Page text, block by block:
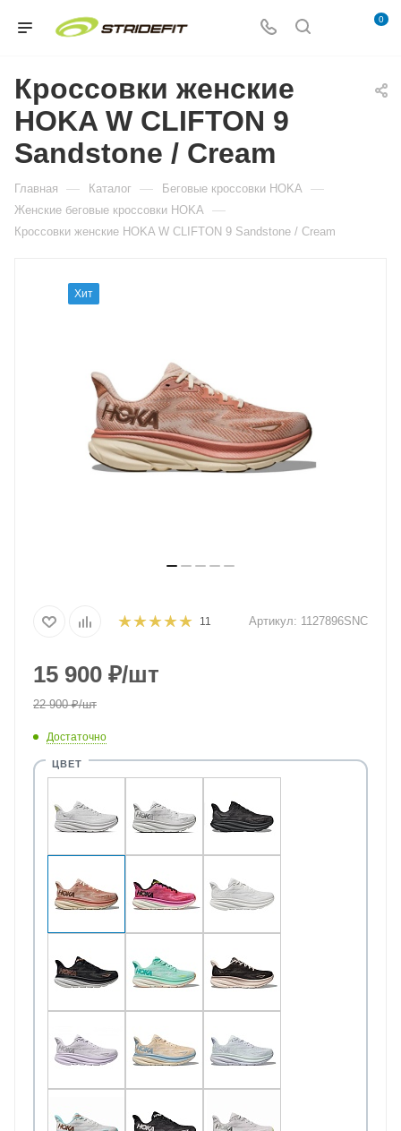
0
Кроссовки женские
HOKA W CLIFTON 9
Sandstone / Cream
Главная — Каталог — Беговые кроссовки HOKA —
Женские беговые кроссовки HOKA —
Кроссовки женские HOKA W CLIFTON 9 Sandstone / Cream
Хит
11 Артикул: 1127896SNC
15 900 ₽/шт
22 900₽/шт
Достаточно